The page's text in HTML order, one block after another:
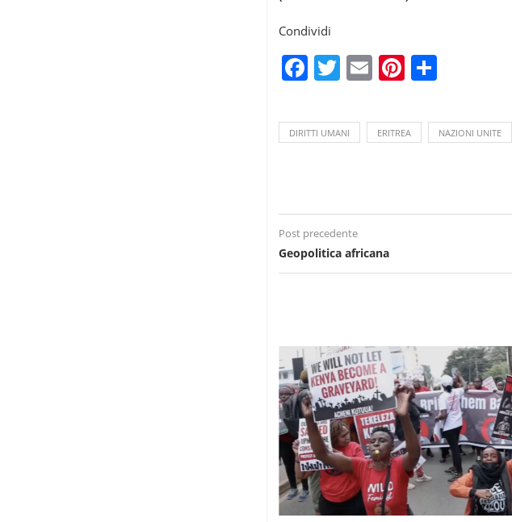
Condividi
Facebook
Twitter
EmailPinterest
DIRITTI UMANI ERITREA NAZIONI UNITE
Post precedente
Geopolitica africana